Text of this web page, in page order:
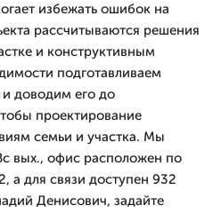
избежать ошибок на
рассчитываются решения
и конструктивным
подготавливаем
и доводим его до
проектирование
семьи и участка. Мы
вых., офис расположен по
а для связи доступен 932
Денисович, задайте